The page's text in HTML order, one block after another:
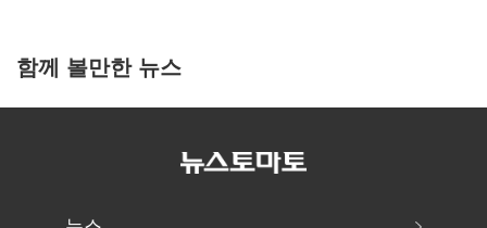
함께 볼만한 뉴스